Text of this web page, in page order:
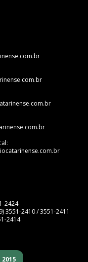
2424
3551-2410 / 3551-2411
2414